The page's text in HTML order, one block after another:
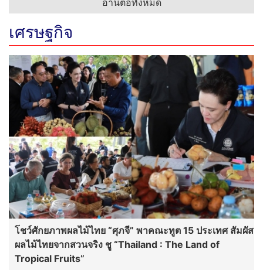
เศรษฐกิจ
โชว์ศักยภาพผลไม้ไทย “ศุภจี” พาคณะทูต 15 ประเทศ สัมผัส
ผลไม้ไทยจากสวนจริง ชู “Thailand : The Land of
Tropical Fruits”